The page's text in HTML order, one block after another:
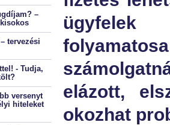
–
tervezési
- Tudja,
versenyt
hiteleket
ügyfelek
elázott,
okozhat